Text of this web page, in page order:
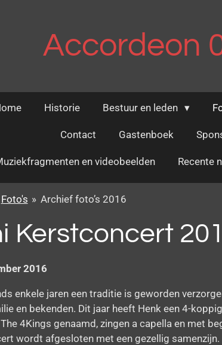
Accordeon
Historie Bestuur en leden
Contact Gastenboek
en videobeelden Recente
Foto's » Archief foto’s 2016
Kerstconcert
2016
enkele jaren een traditie is geworden
en bekenden. Dit jaar heeft Henk een 4-
4Kings genaamd, zingen a capella en met
wordt afgesloten met een gezellig samenzijn.